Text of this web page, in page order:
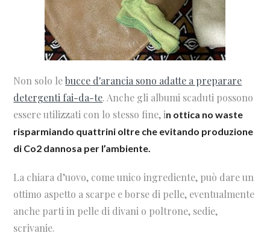
Non solo lebucce d'arancia sono adatte a preparare
detergenti fai-da-te. Anche gli albumi scaduti possono
essere utilizzati con lo stesso fine, in ottica no waste
risparmiando quattrini oltre che evitando produzione
di Co2 dannosa per l’ambiente.
La chiara d’uovo, come unico ingrediente, può dare un
ottimo aspetto a scarpe e borse di pelle, eventualmente
anche parti in pelle di divani o poltrone, sedie,
scrivanie.